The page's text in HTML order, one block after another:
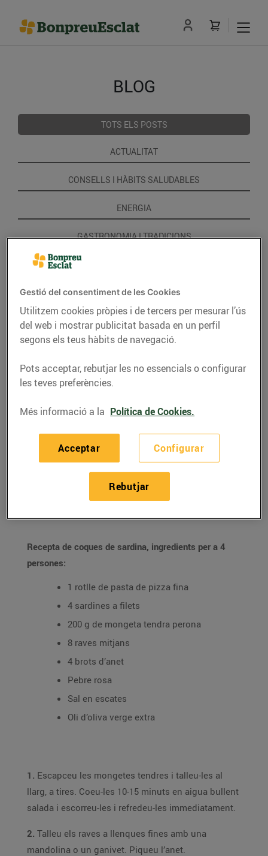
BLOG
TOTS ELS POSTS
ACTUALITAT
CONSELLS I HÀBITS SALUDABLES
ENERGIA
GASTRONOMIA I TRADICIONS
RECEPTES
Recepta de coques de
Recepta de coques de sardina, ingredients per a 4
persones:
1 rotlle de pasta de pizza fina
4 sardines a filets
200 g de mongeta tendra perona
8 raves mitjans
4 brots d’anet
Pebre rosa
Sal en escates
Oli d’oliva verge extra
1. Escapceu les mongetes tendres i talleu-les al
llarg, a tires. Coeu-les 10-15 minuts en aigua bullent
salada i escorreu-les i refredeu-les immediatament.
2. Talleu els raves a llenques fines amb una
mandolina o un ganivet. Piqueu l’anet.
Gestió del consentiment de les Cookies
Utilitzem cookies pròpies i de tercers per mesurar l’ús
del web i mostrar publicitat basada en un perfil
segons els teus hàbits de navegació.
Pots acceptar, rebutjar les no essencials o configurar
les teves preferències.
Més informació a la Política de Cookies.
Configurar
Rebutjar
Acceptar